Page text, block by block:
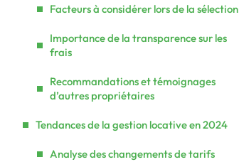
Facteurs à considérer lors de la sélection
Importance de la transparence sur les
frais
Recommandations et témoignages
d’autres propriétaires
Tendances de la gestion locative en 2024
Analyse des changements de tarifs